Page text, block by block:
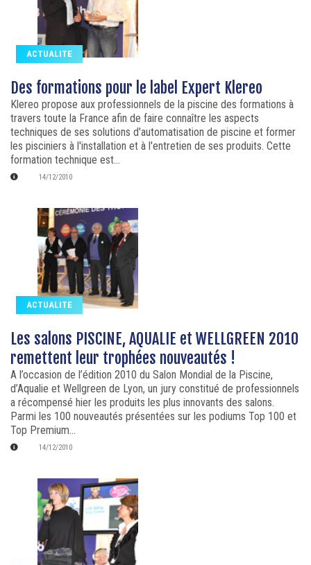
ACTUALITE
Des formations pour le label Expert Klereo
Klereo propose aux professionnels de la piscine des formations à
travers toute la France afin de faire connaître les aspects
techniques de ses solutions d'automatisation de piscine et former
les pisciniers à l'installation et à l'entretien de ses produits. Cette
formation technique est...
14/12/2010
ACTUALITE
Les salons PISCINE, AQUALIE et WELLGREEN 2010
remettent leur trophées nouveautés !
A l’occasion de l’édition 2010 du Salon Mondial de la Piscine,
d’Aqualie et Wellgreen de Lyon, un jury constitué de professionnels
a récompensé hier les produits les plus innovants des salons.
Parmi les 100 nouveautés présentées sur les podiums Top 100 et
Top Premium...
14/12/2010